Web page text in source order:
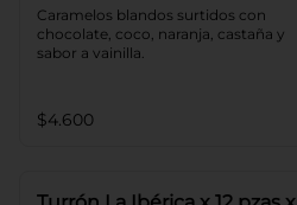
Caramelos blandos surtidos con
chocolate, coco, naranja, castaña y
sabor a vainilla.
$4.600